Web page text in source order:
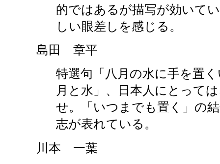
的ではあるが描写が効いて
しい眼差しを感じる。
島田 章平
特選句「八月の水に手を置
月と水」、日本人にとって
せ。「いつまでも置く」の
志が表れている。
川本 一葉